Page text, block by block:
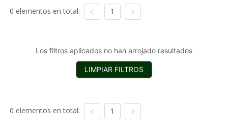
0 elementos en total: 1
Los filtros aplicados no han arrojado resultados
LIMPIAR FILTROS
0 elementos en total: 1